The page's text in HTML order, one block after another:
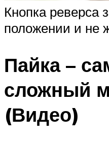
Кнопка реверса
положении и не
Пайка –
сложный
(Видео)